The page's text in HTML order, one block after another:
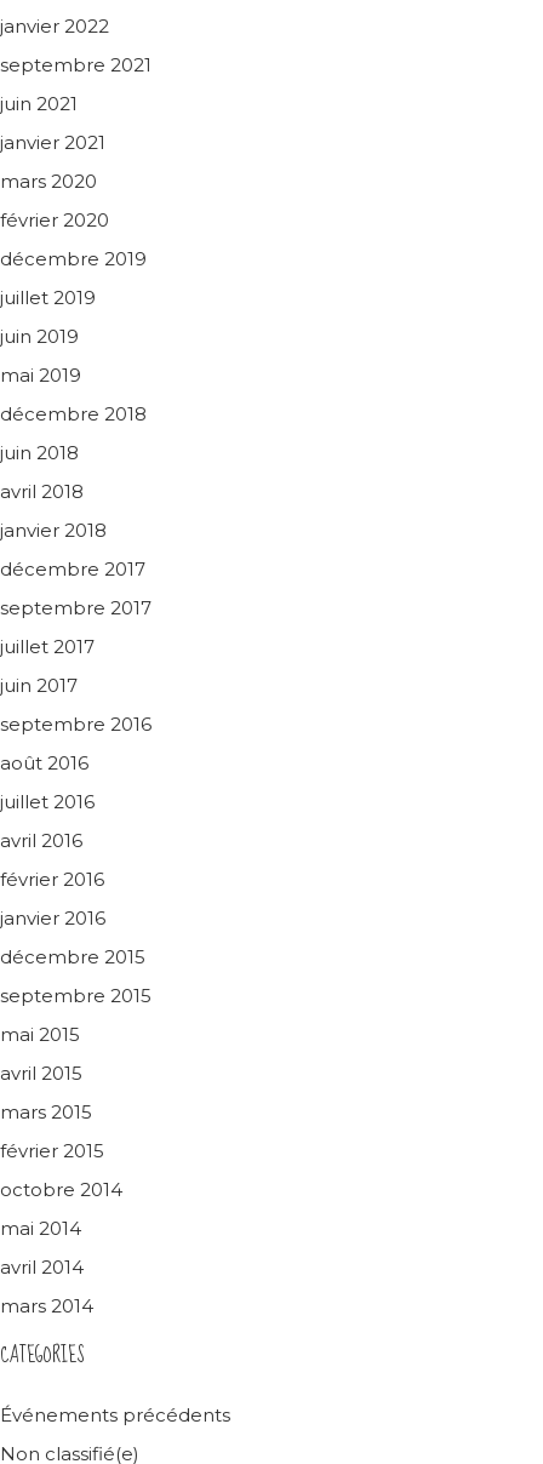
janvier 2022
septembre 2021
juin 2021
janvier 2021
mars 2020
février 2020
décembre 2019
juillet 2019
juin 2019
mai 2019
décembre 2018
juin 2018
avril 2018
janvier 2018
décembre 2017
septembre 2017
juillet 2017
juin 2017
septembre 2016
août 2016
juillet 2016
avril 2016
février 2016
janvier 2016
décembre 2015
septembre 2015
mai 2015
avril 2015
mars 2015
février 2015
octobre 2014
mai 2014
avril 2014
mars 2014
CATEGORIES
Événements précédents
Non classifié(e)